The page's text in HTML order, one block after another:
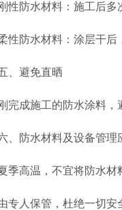
性防水材料：施工后多
性防水材料：涂层干后
、避免直晒
完成施工的防水涂料，
、防水材料及设备管理
季高温，不宜将防水
专人保管，杜绝一切安